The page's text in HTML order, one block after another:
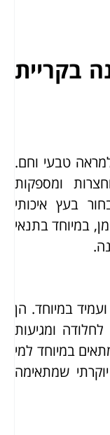
בקריית
טבעי וחם.
ומספקות
בעץ איכותי
במיוחד בתנאי
ועמיד במיוחד. הן
ומגיעות
במיוחד למי
שמתאימה